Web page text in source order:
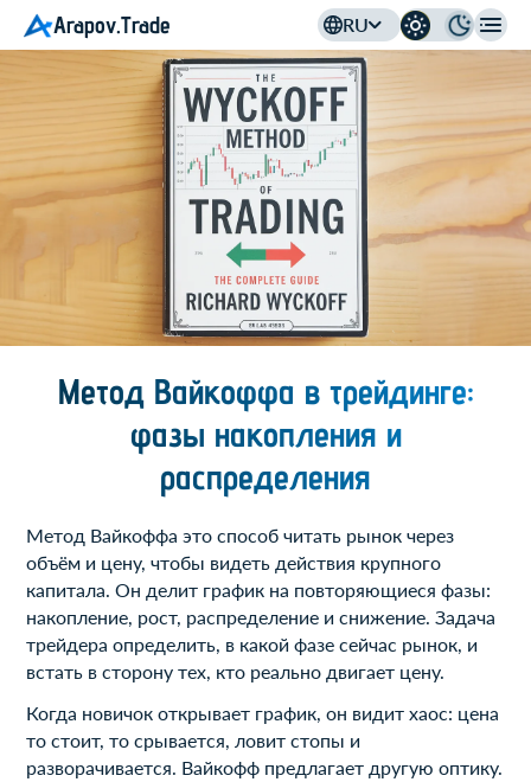
Arapov.Trade RU
Метод Вайкоффа в трейдинге:
фазы накопления и
распределения
Метод Вайкоффа это способ читать рынок через
объём и цену, чтобы видеть действия крупного
капитала. Он делит график на повторяющиеся фазы:
накопление, рост, распределение и снижение. Задача
трейдера определить, в какой фазе сейчас рынок, и
встать в сторону тех, кто реально двигает цену.
Когда новичок открывает график, он видит хаос: цена
то стоит, то срывается, ловит стопы и
разворачивается. Вайкофф предлагает другую оптику.